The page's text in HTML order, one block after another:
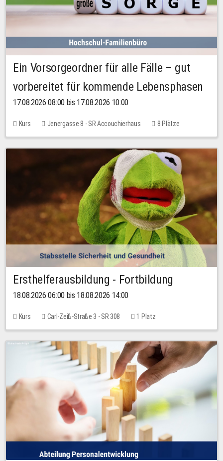
Ein Vorsorgeordner für alle Fälle – gut
vorbereitet für kommende Lebensphasen
17.08.2026 08:00 bis 17.08.2026 10:00
Kurs Jenergasse 8 - SR Accouchierhaus 8 Plätze
Ersthelferausbildung - Fortbildung
18.08.2026 06:00 bis 18.08.2026 14:00
Kurs Carl-Zeiß-Straße 3 - SR 308 1 Platz